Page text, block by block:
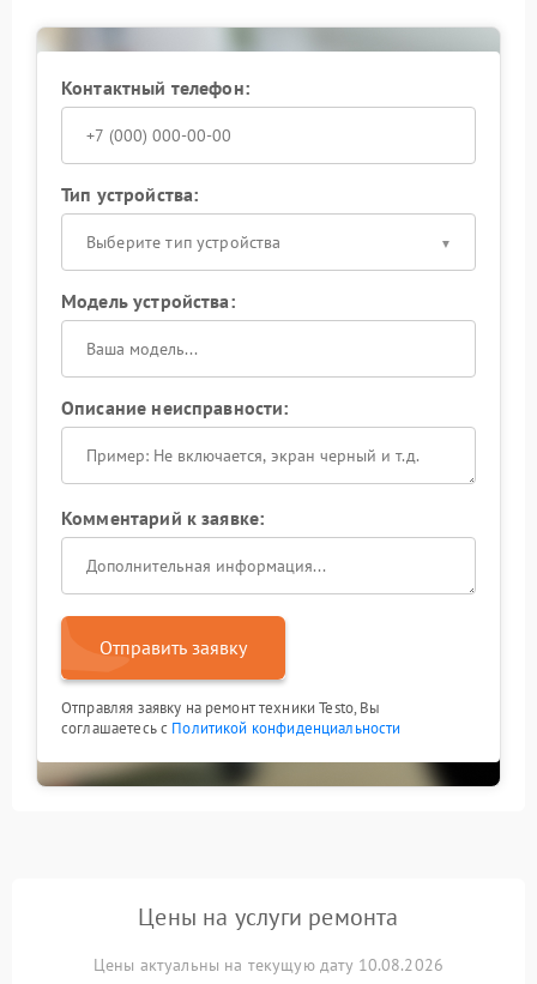
Контактный телефон:
Тип устройства:
Выберите тип устройства
Модель устройства:
Описание неисправности:
Комментарий к заявке:
Отправить заявку
Отправляя заявку на ремонт техники Testo, Вы
соглашаетесь с Политикой конфиденциальности
Цены на услуги ремонта
Цены актуальны на текущую дату 10.08.2026